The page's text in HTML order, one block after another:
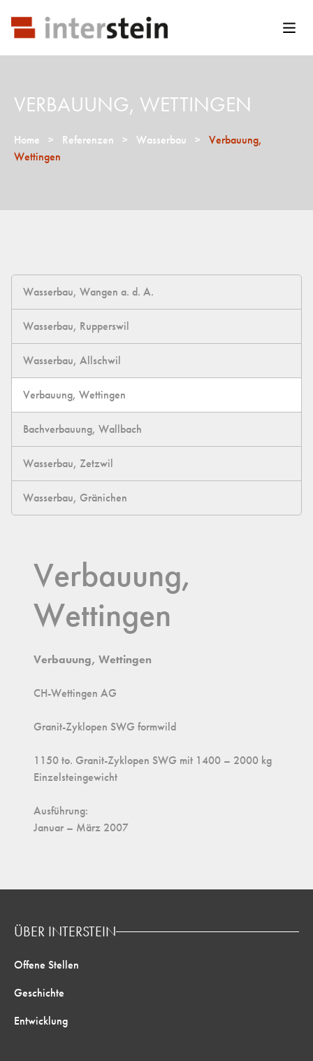
VERBAUUNG, WETTINGEN
Home > Referenzen > Wasserbau >
Verbauung,
Wettingen
Wasserbau, Wangen a. d. A.
Wasserbau, Rupperswil
Wasserbau, Allschwil
Verbauung, Wettingen
Bachverbauung, Wallbach
Wasserbau, Zetzwil
Wasserbau, Gränichen
Verbauung,
Wettingen
Verbauung, Wettingen
CH-Wettingen AG
Granit-Zyklopen SWG formwild
1150 to. Granit-Zyklopen SWG mit 1400 – 2000 kg
Einzelsteingewicht
Ausführung:
Januar – März 2007
ÜBER INTERSTEIN
Offene Stellen
Geschichte
Entwicklung